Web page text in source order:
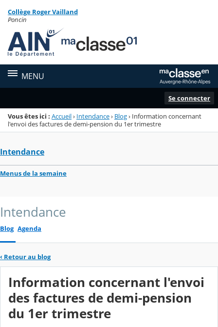
Menu de la rubrique
Contenu
Collège Roger Vailland
Poncin
MENU
Se connecter
Vous êtes ici : Accueil› Intendance› Blog› Information concernant
l'envoi des factures de demi-pension du 1er trimestre
Intendance
Menus de la semaine
Intendance
Blog Agenda
‹ Retour au blog
Information concernant l'envoi
des factures de demi-pension
du 1er trimestre